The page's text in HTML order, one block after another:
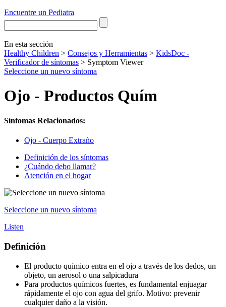
Encuentre un Pediatra
En esta sección
Healthy Children > Consejos y Herramientas > KidsDoc -
Verificador de síntomas > Symptom Viewer
Seleccione un nuevo síntoma
Ojo - Productos Quím
Síntomas Relacionados:
Ojo - Cuerpo Extraño
Definición de los síntomas
¿Cuándo debo llamar?
Atención en el hogar
Seleccione un nuevo síntoma
Listen
Definición
El producto químico entra en el ojo a través de los dedos, un
objeto, un aerosol o una salpicadura
Para productos químicos fuertes, es fundamental enjuagar
rápidamente el ojo con agua del grifo. Motivo: prevenir
cualquier daño a la visión.